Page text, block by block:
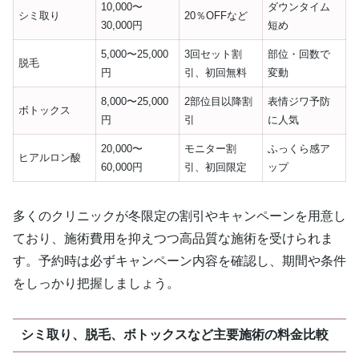
シミ取り
10,000〜
30,000円
20％OFFなど
ダウンタイム
短め
脱毛
5,000〜25,000
円
3回セット割
引、初回無料
部位・回数で
変動
ボトックス
8,000〜25,000
円
2部位目以降割
引
表情ジワ予防
に人気
ヒアルロン酸
20,000〜
60,000円
モニター割
引、初回限定
ふっくら感ア
ップ
多くのクリニックが冬限定の割引やキャンペーンを用意し
ており、施術費用を抑えつつ高品質な施術を受けられま
す。予約時は必ずキャンペーン内容を確認し、期間や条件
をしっかり把握しましょう。
シミ取り、脱毛、ボトックスなど主要施術の料金比較